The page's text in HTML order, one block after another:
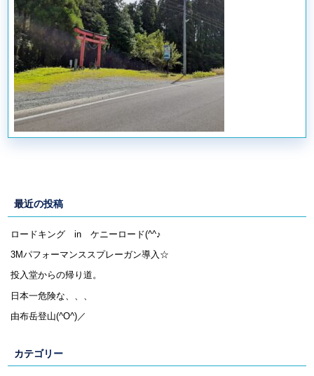
最近の投稿
ロードキング in ケニーロード(^^♪
3Mパフォーマンススプレーガン導入☆
投入堂からの帰り道。
日本一危険な、、、
由布岳登山(^O^)／
カテゴリー